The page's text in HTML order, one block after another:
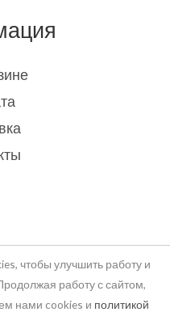
чтобы улучшить работу и
работу с сайтом,
нами cookies и политикой